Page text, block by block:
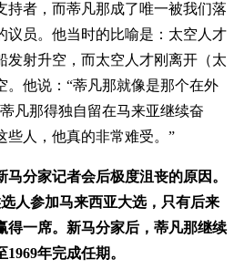
持者，而蒂凡那成了唯一被我们落
议员。他当时的比喻是：太空人才
发射升空，而太空人才刚离开（太
他说：“蒂凡那就像是那个在外
凡那得独自留在马来亚继续奋
些人，他真的非常难受。”
分家记者会后极度沮丧的原因。
人参加马来西亚大选，只有后来
得一席。新马分家后，蒂凡那继续
1969年完成任期。